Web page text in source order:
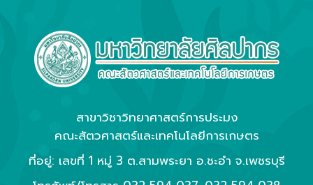
สาขาวิชาวิทยาศาสตร์การประมง
คณะสัตวศาสตร์และเทคโนโลยีการเกษตร
ที่อยู่: เลขที่ 1 หมู่ 3 ต.สามพระยา อ.ชะอำ จ.เพชรบุรี